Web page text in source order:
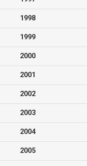
1998
1999
2000
2001
2002
2003
2004
2005